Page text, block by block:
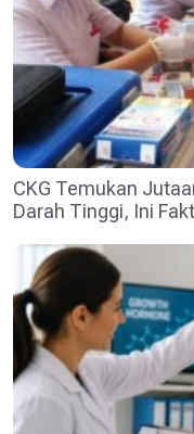
CKG Temukan
Darah Tinggi, Ini